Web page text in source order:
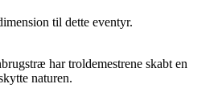
til dette eventyr.
har troldemestrene skabt en
naturen.